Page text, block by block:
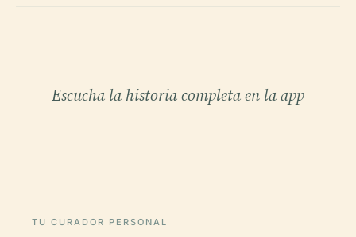
Escucha la historia completa en la app
TU CURADOR PERSONAL